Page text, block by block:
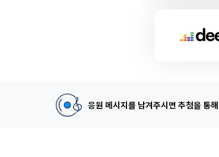
응원 메시지를 남겨주시면 추첨을 통해